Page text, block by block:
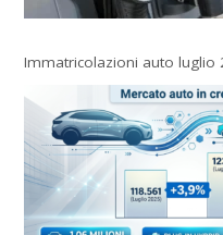
Immatricolazioni auto luglio